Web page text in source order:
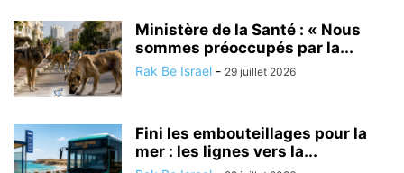
Ministère de la Santé : « Nous
sommes préoccupés par la...
Rak Be Israel - 29 juillet 2026
Fini les embouteillages pour la
mer : les lignes vers la...